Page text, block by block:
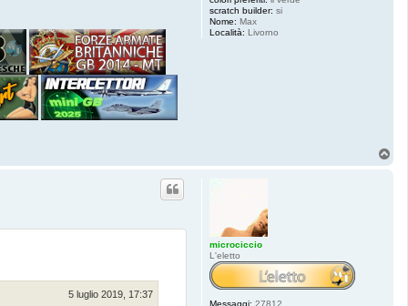
scratch builder: si
Nome: Max
Località: Livorno
microciccio
L'eletto
Messaggi: 27812
5 luglio 2019, 17:37